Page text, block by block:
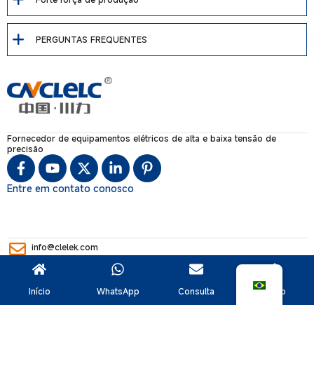
PERGUNTAS FREQUENTES
Fornecedor de equipamentos elétricos de alta e baixa tensão de
precisão
Entre em contato conosco
info@clelek.com
+86 18367860078
Liushi Town Qitou Industrial Zone, Yueqing, cidade de Wenzhou,
Início WhatsApp Consulta Topo